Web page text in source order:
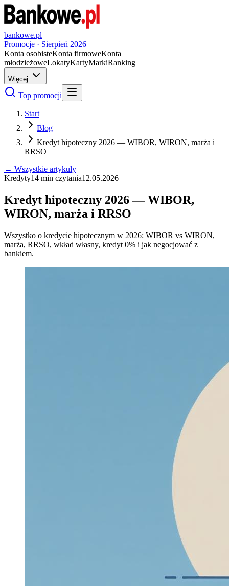
bankowe.pl
Promocje · Sierpień 2026
Konta osobisteKonta firmoweKonta
młodzieżoweLokatyKartyMarkiRanking
Więcej
Top promocji
Start
Blog
Kredyt hipoteczny 2026 — WIBOR, WIRON, marża i
RRSO
← Wszystkie artykuły
Kredyty14 min czytania12.05.2026
Kredyt hipoteczny 2026 — WIBOR,
WIRON, marża i RRSO
Wszystko o kredycie hipotecznym w 2026: WIBOR vs WIRON,
marża, RRSO, wkład własny, kredyt 0% i jak negocjować z
bankiem.